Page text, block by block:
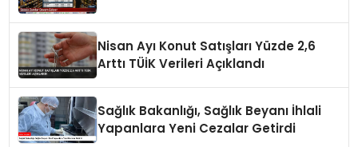
Nisan Ayı Konut Satışları Yüzde 2,6
Arttı TÜİK Verileri Açıklandı
Sağlık Bakanlığı, Sağlık Beyanı İhlali
Yapanlara Yeni Cezalar Getirdi